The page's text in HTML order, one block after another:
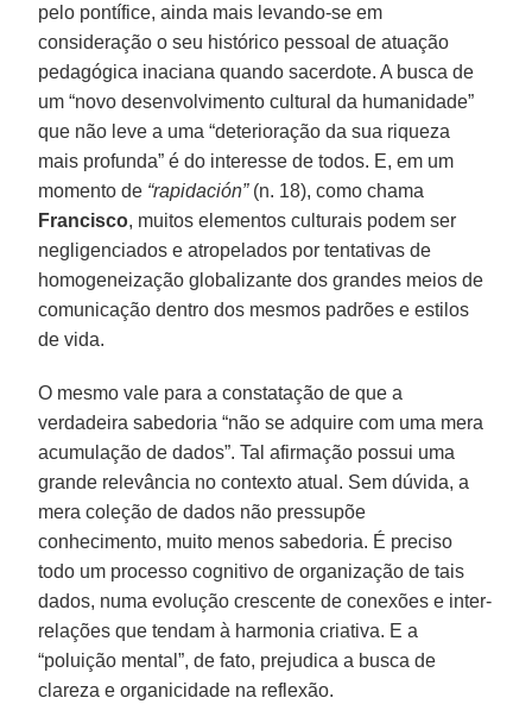
pelo pontífice, ainda mais levando-se em
consideração o seu histórico pessoal de atuação
pedagógica inaciana quando sacerdote. A busca de
um “novo desenvolvimento cultural da humanidade”
que não leve a uma “deterioração da sua riqueza
mais profunda” é do interesse de todos. E, em um
momento de “rapidación”(n. 18), como chama
Francisco, muitos elementos culturais podem ser
negligenciados e atropelados por tentativas de
homogeneização globalizante dos grandes meios de
comunicação dentro dos mesmos padrões e estilos
de vida.
O mesmo vale para a constatação de que a
verdadeira sabedoria “não se adquire com uma mera
acumulação de dados”. Tal afirmação possui uma
grande relevância no contexto atual. Sem dúvida, a
mera coleção de dados não pressupõe
conhecimento, muito menos sabedoria. É preciso
todo um processo cognitivo de organização de tais
dados, numa evolução crescente de conexões e inter-
relações que tendam à harmonia criativa. E a
“poluição mental”, de fato, prejudica a busca de
clareza e organicidade na reflexão.